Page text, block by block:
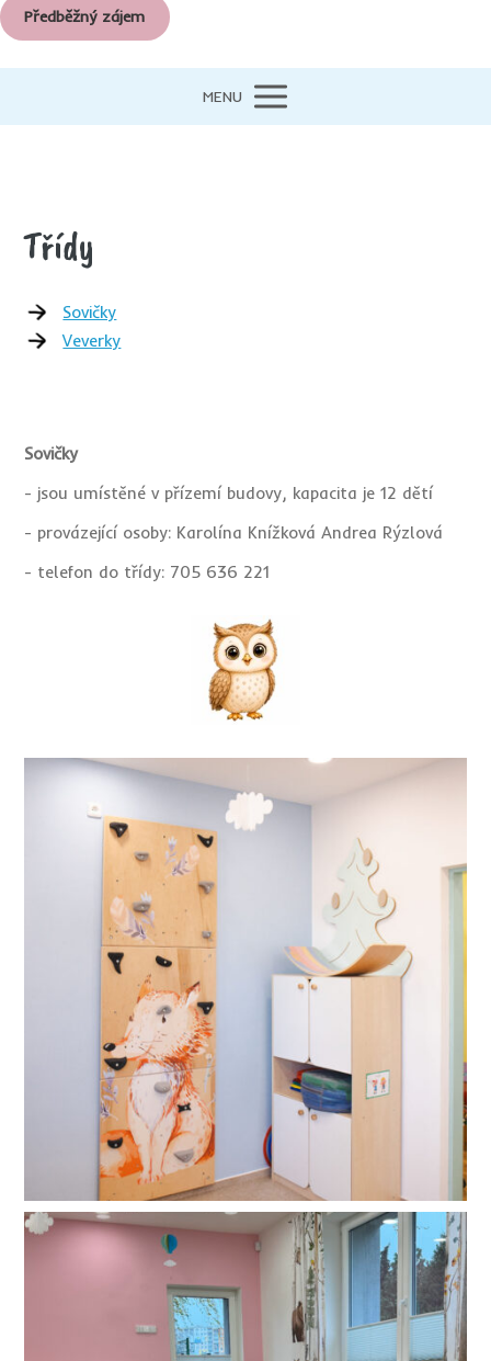
Předběžný zájem
MENU
Třídy
Sovičky
Veverky
Sovičky
- jsou umístěné v přízemí budovy, kapacita je 12 dětí
- provázející osoby: Karolína Knížková Andrea Rýzlová
- telefon do třídy: 705 636 221